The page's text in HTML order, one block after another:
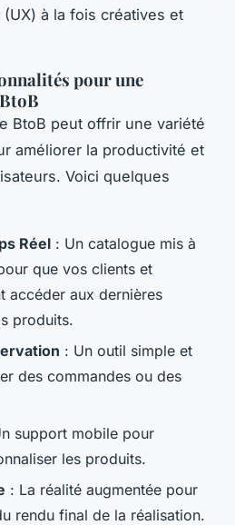
à la fois créatives et
pour une
BtoB peut offrir une variété
améliorer la productivité et
Voici quelques
Réel : Un catalogue mis à
que vos clients et
accéder aux dernières
produits.
: Un outil simple et
des commandes ou des
support mobile pour
les produits.
: La réalité augmentée pour
rendu final de la réalisation.